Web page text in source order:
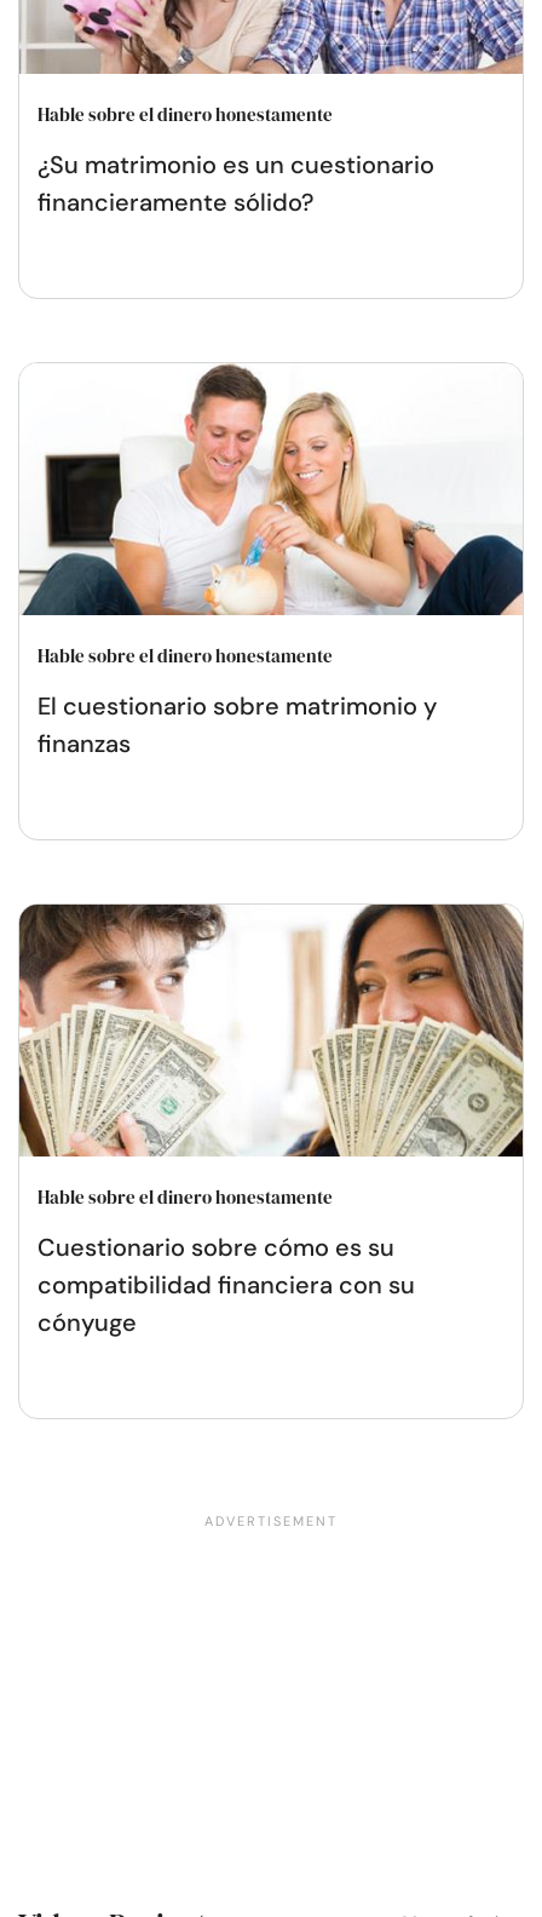
Hable sobre el dinero honestamente
¿Su matrimonio es un cuestionario
financieramente sólido?
Hable sobre el dinero honestamente
El cuestionario sobre matrimonio y
finanzas
Hable sobre el dinero honestamente
Cuestionario sobre cómo es su
compatibilidad financiera con su
cónyuge